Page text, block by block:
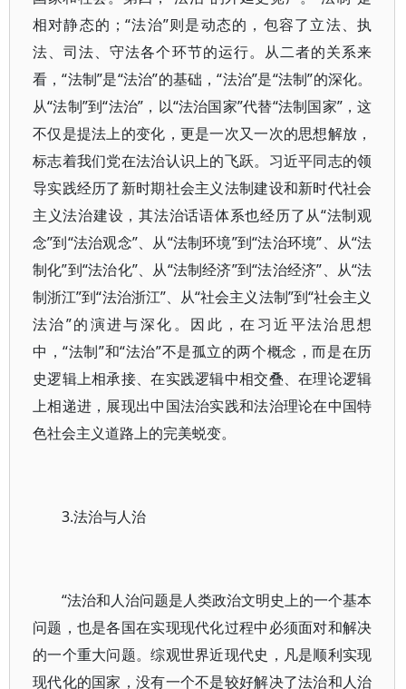
相对静态的；“法治”则是动态的，包容了立法、执
法、司法、守法各个环节的运行。从二者的关系来
看，“法制”是“法治”的基础，“法治”是“法制”的深化。
从“法制”到“法治”，以“法治国家”代替“法制国家”，这
不仅是提法上的变化，更是一次又一次的思想解放，
标志着我们党在法治认识上的飞跃。习近平同志的领
导实践经历了新时期社会主义法制建设和新时代社会
主义法治建设，其法治话语体系也经历了从“法制观
念”到“法治观念”、从“法制环境”到“法治环境”、从“法
制化”到“法治化”、从“法制经济”到“法治经济”、从“法
制浙江”到“法治浙江”、从“社会主义法制”到“社会主义
法治”的演进与深化。因此，在习近平法治思想
中，“法制”和“法治”不是孤立的两个概念，而是在历
史逻辑上相承接、在实践逻辑中相交叠、在理论逻辑
上相递进，展现出中国法治实践和法治理论在中国特
色社会主义道路上的完美蜕变。
3.法治与人治
“法治和人治问题是人类政治文明史上的一个基本
问题，也是各国在实现现代化过程中必须面对和解决
的一个重大问题。综观世界近现代史，凡是顺利实现
现代化的国家，没有一个不是较好解决了法治和人治